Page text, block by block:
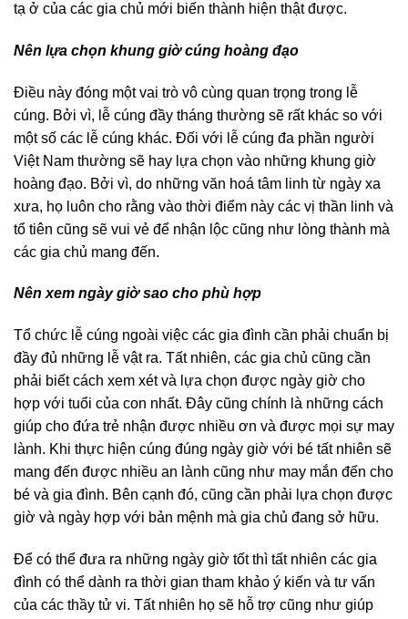
tạ ở của các gia chủ mới biến thành hiện thật được.
Nên lựa chọn khung giờ cúng hoàng đạo
Điều này đóng một vai trò vô cùng quan trọng trong lễ
cúng. Bởi vì, lễ cúng đầy tháng thường sẽ rất khác so với
một số các lễ cúng khác. Đối với lễ cúng đa phần người
Việt Nam thường sẽ hay lựa chọn vào những khung giờ
hoàng đạo. Bởi vì, do những văn hoá tâm linh từ ngày xa
xưa, họ luôn cho rằng vào thời điểm này các vị thần linh và
tổ tiên cũng sẽ vui vẻ để nhận lộc cũng như lòng thành mà
các gia chủ mang đến.
Nên xem ngày giờ sao cho phù hợp
Tổ chức lễ cúng ngoài việc các gia đình cần phải chuẩn bị
đầy đủ những lễ vật ra. Tất nhiên, các gia chủ cũng cần
phải biết cách xem xét và lựa chọn được ngày giờ cho
hợp với tuổi của con nhất. Đây cũng chính là những cách
giúp cho đứa trẻ nhận được nhiều ơn và được mọi sự may
lành. Khi thực hiện cúng đúng ngày giờ với bé tất nhiên sẽ
mang đến được nhiều an lành cũng như may mắn đến cho
bé và gia đình. Bên cạnh đó, cũng cần phải lựa chọn được
giờ và ngày hợp với bản mệnh mà gia chủ đang sở hữu.
Để có thể đưa ra những ngày giờ tốt thì tất nhiên các gia
đình có thể dành ra thời gian tham khảo ý kiến và tư vấn
của các thầy tử vi. Tất nhiên họ sẽ hỗ trợ cũng như giúp